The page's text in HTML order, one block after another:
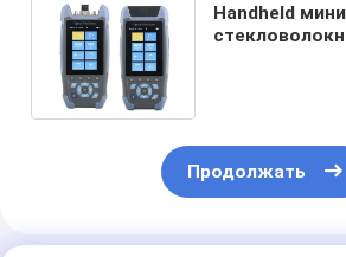
Handheld
Продолжать